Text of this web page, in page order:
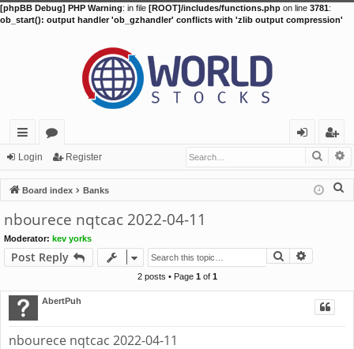
[phpBB Debug] PHP Warning: in file [ROOT]/includes/functions.php on line 3781:
ob_start(): output handler 'ob_gzhandler' conflicts with 'zlib output compression'
ui
ck
lin
ks
or
u
m
s
in
eg
ist
er
Login Register
Board index Banks
nbourece nqtcac 2022-04-11
Moderator: kev yorks
Post Reply Search
2 posts • Page 1of 1
AbertPuh
nbourece nqtcac 2022-04-11